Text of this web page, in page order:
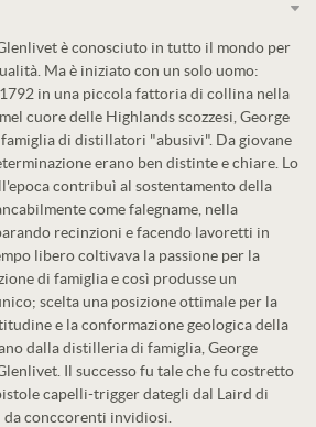
è conosciuto in tutto il mondo per
Ma è iniziato con un solo uomo:
in una piccola fattoria di collina nella
cuore delle Highlands scozzesi, George
di distillatori "abusivi". Da giovane
erano ben distinte e chiare. Lo
contribuì al sostentamento della
come falegname, nella
recinzioni e facendo lavoretti in
libero coltivava la passione per la
di famiglia e così produsse un
scelta una posizione ottimale per la
e la conformazione geologica della
dalla distilleria di famiglia, George
Il successo fu tale che fu costretto
capelli-trigger dategli dal Laird di
conccorenti invidiosi.